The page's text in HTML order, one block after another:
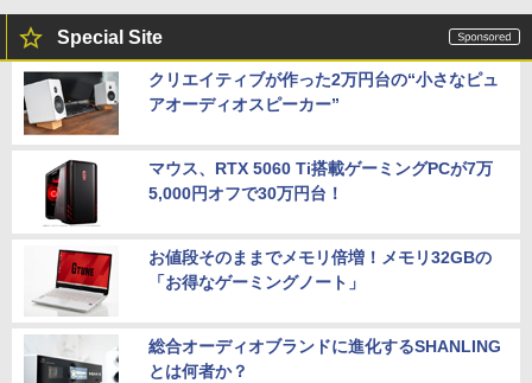
Special Site
クリエイティブが作った2万円台の“小さなピュ
アオーディオスピーカー”
マウス、RTX 5060 Ti搭載ゲーミングPCが7万
5,000円オフで30万円台！
お値段そのままでメモリ倍増！メモリ32GBの
「お得なゲーミングノート」
総合オーディオブランドに進化するSHANLING
とは何者か？